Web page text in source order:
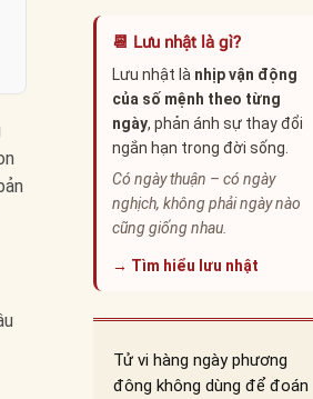
📆 Lưu nhật là gì?
Lưu nhật là nhịp vận động
của số mệnh theo từng
ngày, phản ánh sự thay đổi
ngắn hạn trong đời sống.
Có ngày thuận – có ngày
nghịch, không phải ngày nào
cũng giống nhau.
→ Tìm hiểu lưu nhật
Tử vi hàng ngày phương
đông không dùng để đoán